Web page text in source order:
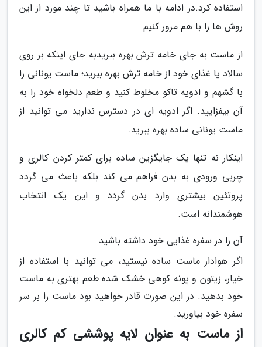
استفاده کرد.در ادامه با ما همراه باشید تا چند مورد از این
روش ها را با هم مرور کنیم.
از ماست به جای خامه ترش بهره ببریدبه جای اینکه بر روی
سالاد یا غذای خود از خامه ترش بهره ببرید؛ ماست یونانی را
با گشهم و ادویه تاکو مخلوط کنید و طعم دلخواه خود را به
آن بیفزایید. اگر ادویه ای در دسترس ندارید می توانید از
ماست یونانی ساده بهره ببرید.
اینکار نه تنها یک جایگزین ساده برای کمتر کردن کالری و
چربی ورودی به بدن فراهم می کند بلکه باعث می گردد
پروتئین بیشتری وارد بدن گردد و این یک انتخاب
هوشمندانه است.
آن را در سفره غذایی خود داشته باشید
اگر هوادار ماست ساده نیستید، می توانید با استفاده از
خیار، زیتون و پونه کوهی خشک شده طعم بهتری به ماست
خود بدهید. در این صورت قادر خواهید بود ماست را بر سر
سفره خود بیاورید.
از ماست به عنوان لایه پوششی کم کالری